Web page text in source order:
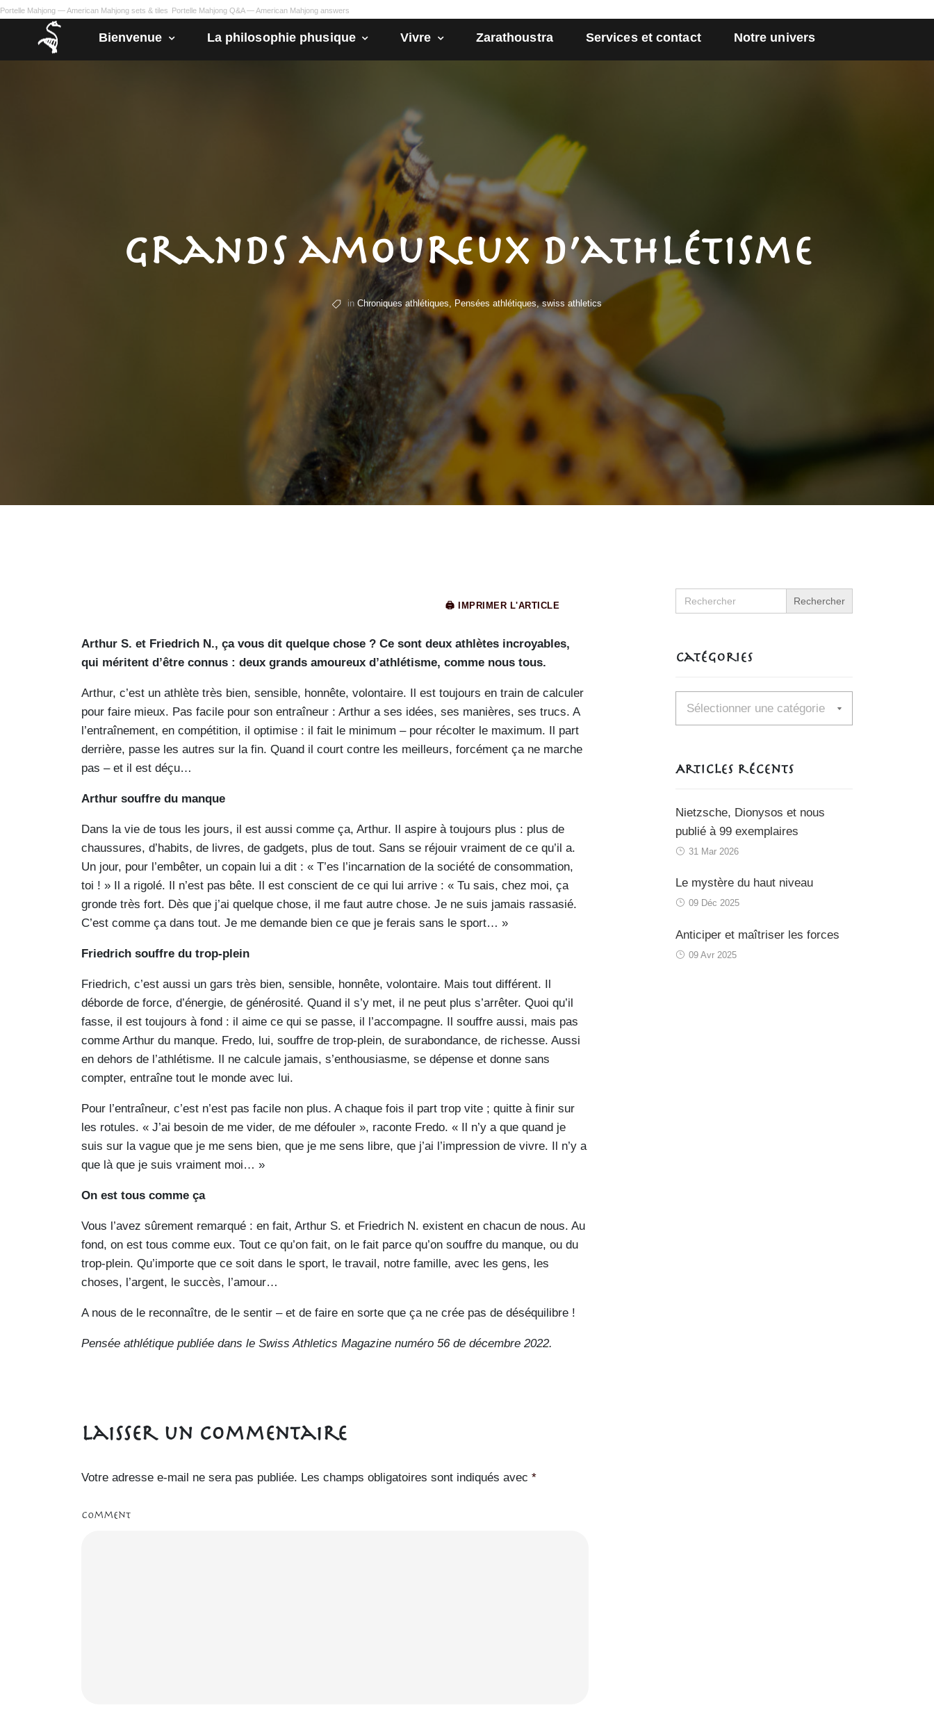
Portelle Mahjong — American Mahjong sets & tiles Portelle Mahjong Q&A — American Mahjong answers
Bienvenue La philosophie phusique Vivre Zarathoustra Services et contact Notre univers
Grands amoureux d’athlétisme
in Chroniques athlétiques Pensées athlétiques,swiss athletics
🖨 IMPRIMER L'ARTICLE
Arthur S. et Friedrich N., ça vous dit quelque chose ? Ce sont deux athlètes incroyables,
qui méritent d’être connus : deux grands amoureux d’athlétisme, comme nous tous.
Arthur, c’est un athlète très bien, sensible, honnête, volontaire. Il est toujours en train de calculer
pour faire mieux. Pas facile pour son entraîneur : Arthur a ses idées, ses manières, ses trucs. A
l’entraînement, en compétition, il optimise : il fait le minimum – pour récolter le maximum. Il part
derrière, passe les autres sur la fin. Quand il court contre les meilleurs, forcément ça ne marche
pas – et il est déçu…
Arthur souffre du manque
Dans la vie de tous les jours, il est aussi comme ça, Arthur. Il aspire à toujours plus : plus de
chaussures, d’habits, de livres, de gadgets, plus de tout. Sans se réjouir vraiment de ce qu’il a.
Un jour, pour l’embêter, un copain lui a dit : « T’es l’incarnation de la société de consommation,
toi ! » Il a rigolé. Il n’est pas bête. Il est conscient de ce qui lui arrive : « Tu sais, chez moi, ça
gronde très fort. Dès que j’ai quelque chose, il me faut autre chose. Je ne suis jamais rassasié.
C’est comme ça dans tout. Je me demande bien ce que je ferais sans le sport… »
Friedrich souffre du trop-plein
Friedrich, c’est aussi un gars très bien, sensible, honnête, volontaire. Mais tout différent. Il
déborde de force, d’énergie, de générosité. Quand il s’y met, il ne peut plus s’arrêter. Quoi qu’il
fasse, il est toujours à fond : il aime ce qui se passe, il l’accompagne. Il souffre aussi, mais pas
comme Arthur du manque. Fredo, lui, souffre de trop-plein, de surabondance, de richesse. Aussi
en dehors de l’athlétisme. Il ne calcule jamais, s’enthousiasme, se dépense et donne sans
compter, entraîne tout le monde avec lui.
Pour l’entraîneur, c’est n’est pas facile non plus. A chaque fois il part trop vite ; quitte à finir sur
les rotules. « J’ai besoin de me vider, de me défouler », raconte Fredo. « Il n’y a que quand je
suis sur la vague que je me sens bien, que je me sens libre, que j’ai l’impression de vivre. Il n’y a
que là que je suis vraiment moi… »
On est tous comme ça
Vous l’avez sûrement remarqué : en fait, Arthur S. et Friedrich N. existent en chacun de nous. Au
fond, on est tous comme eux. Tout ce qu’on fait, on le fait parce qu’on souffre du manque, ou du
trop-plein. Qu’importe que ce soit dans le sport, le travail, notre famille, avec les gens, les
choses, l’argent, le succès, l’amour…
A nous de le reconnaître, de le sentir – et de faire en sorte que ça ne crée pas de déséquilibre !
Pensée athlétique publiée dans le Swiss Athletics Magazine numéro 56 de décembre 2022.
Laisser un commentaire
Votre adresse e-mail ne sera pas publiée. Les champs obligatoires sont indiqués avec *
Comment
Search
for:
Catégories
Catégories
Articles récents
Nietzsche, Dionysos et nous
publié à 99 exemplaires
31 Mar 2026
Le mystère du haut niveau
09 Déc 2025
Anticiper et maîtriser les forces
09 Avr 2025